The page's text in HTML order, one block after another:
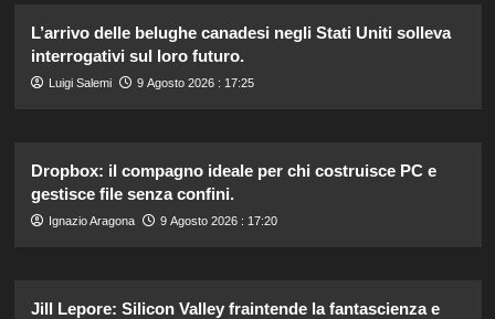
L’arrivo delle belughe canadesi negli Stati Uniti solleva
interrogativi sul loro futuro.
Luigi Salemi 9 Agosto 2026 : 17:25
Dropbox: il compagno ideale per chi costruisce PC e
gestisce file senza confini.
Ignazio Aragona 9 Agosto 2026 : 17:20
Jill Lepore: Silicon Valley fraintende la fantascienza e